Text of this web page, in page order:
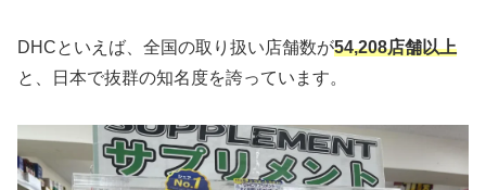
DHCといえば、全国の取り扱い店舗数が54,208店舗以上
と、日本で抜群の知名度を誇っています。